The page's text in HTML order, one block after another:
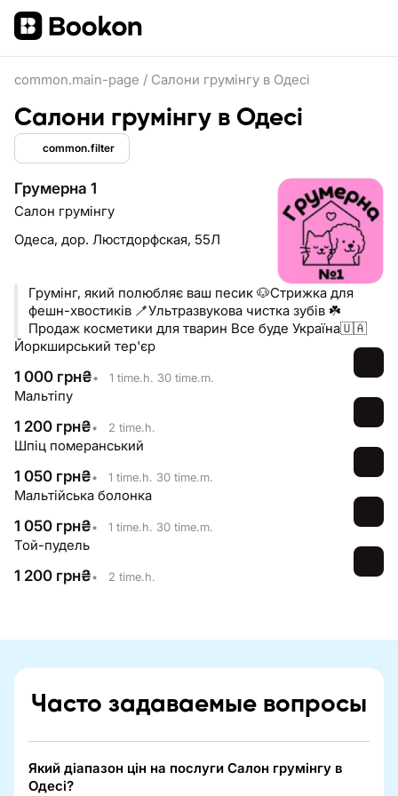
common.main-page / Салони грумінгу в Одесі
Салони грумінгу в Одесі
common.filter
Грумерна 1
Салон грумінгу
Одеса, дор. Люстдорфская, 55Л
Грумінг, який полюбляє ваш песик 🐶Стрижка для
фешн-хвостиків 🪥Ультразвукова чистка зубів ☘️
Продаж косметики для тварин Все буде Україна🇺🇦
Йоркширський тер'єр
1 000 грн₴• 1 time.h. 30 time.m.
Мальтіпу
1 200 грн₴• 2 time.h.
Шпіц померанський
1 050 грн₴• 1 time.h. 30 time.m.
Мальтійська болонка
1 050 грн₴• 1 time.h. 30 time.m.
Той-пудель
1 200 грн₴• 2 time.h.
Часто задаваемые вопросы
Який діапазон цін на послуги Салон грумінгу в
Одесі?